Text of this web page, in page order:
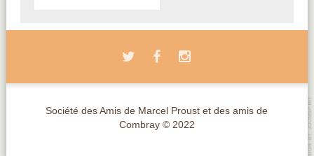
Société des Amis de Marcel Proust et des amis de
Combray © 2022